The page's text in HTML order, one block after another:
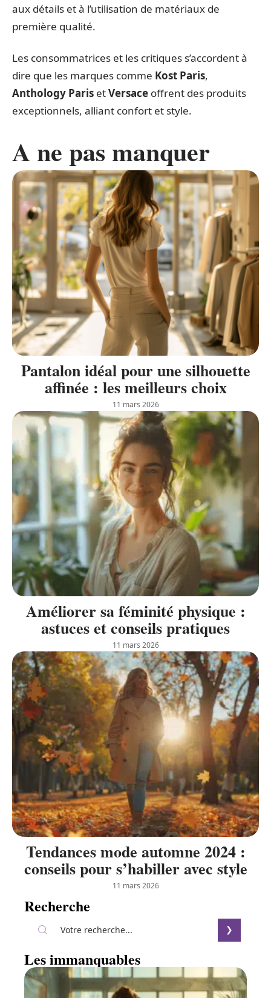
aux détails et à l’utilisation de matériaux de
première qualité.
Les consommatrices et les critiques s’accordent à
dire que les marques comme Kost Paris,
Anthology Paris etVersace offrent des produits
exceptionnels, alliant confort et style.
A ne pas manquer
Pantalon idéal pour une silhouette
affinée : les meilleurs choix
11 mars 2026
Améliorer sa féminité physique :
astuces et conseils pratiques
11 mars 2026
Tendances mode automne 2024 :
conseils pour s’habiller avec style
11 mars 2026
Recherche
Les immanquables